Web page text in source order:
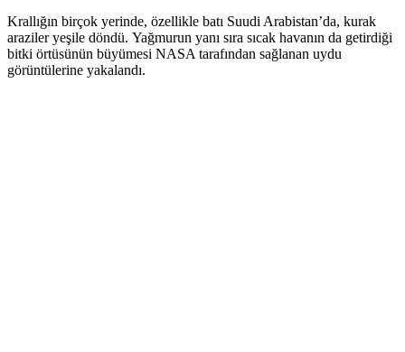
Krallığın birçok yerinde, özellikle batı Suudi Arabistan’da, kurak
araziler yeşile döndü. Yağmurun yanı sıra sıcak havanın da getirdiği
bitki örtüsünün büyümesi NASA tarafından sağlanan uydu
görüntülerine yakalandı.